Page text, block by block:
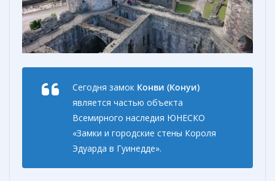
Сегодня замок Конви (Конуи)
является частью объекта
Всемирного наследия ЮНЕСКО
«Замки и городские стены Короля
Эдуарда в Гуинедде».